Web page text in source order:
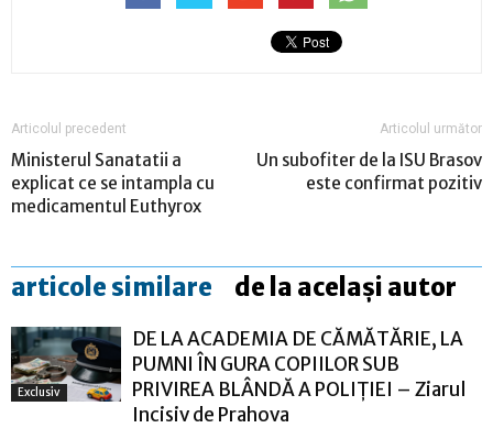
Articolul precedent
Ministerul Sanatatii a
explicat ce se intampla cu
medicamentul Euthyrox
Articolul următor
Un subofiter de la ISU Brasov
este confirmat pozitiv
articole similare de la același autor
Exclusiv
DE LA ACADEMIA DE CĂMĂTĂRIE, LA
PUMNI ÎN GURA COPIILOR SUB
PRIVIREA BLÂNDĂ A POLIȚIEI – Ziarul
Incisiv de Prahova